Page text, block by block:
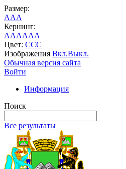
Размер:
AAA
Кернинг:
AAAAAA
Цвет: CCC
Изображения Вкл.Выкл.
Обычная версия сайта
Войти
Информация
Поиск
Все результаты